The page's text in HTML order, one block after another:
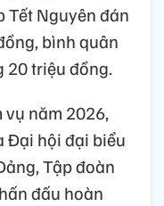
Tết Nguyên đán
bình quân
20 triệu đồng.
năm 2026,
Đại hội đại biểu
Tập đoàn
đấu hoàn